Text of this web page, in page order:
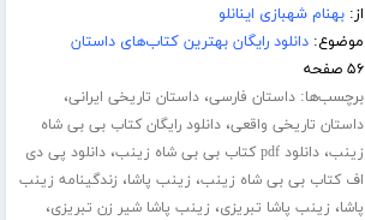
از:بهنام شهبازی اینانلو
موضوع:دانلود رایگان بهترین کتاب‌های داستان
۵۶ صفحه
برچسب‌ها:داستان فارسی،داستان تاریخی ایرانی،
داستان تاریخی واقعی،دانلود رایگان کتاب بی بی شاه
زینب،دانلود pdf کتاب بی بی شاه زینب ،دانلود پی دی
اف کتاب بی بی شاه زینب، زینب پاشا، زندگینامه زینب
پاشا، زینب پاشا تبریزی، زینب پاشا شیر زن تبریزی،